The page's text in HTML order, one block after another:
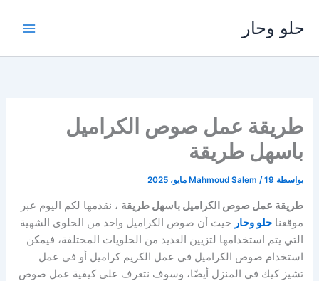
المحتوى
حلو وحار
طريقة عمل صوص الكراميل
باسهل طريقة
بواسطة Mahmoud Salem /19 مايو، 2025
طريقة عمل صوص الكراميل باسهل طريقة ، نقدمها لكم اليوم عبر
موقعناحلو وحار حيث أن صوص الكراميل واحد من الحلوى الشهية
التي يتم استخدامها لتزيين العديد من الحلويات المختلفة، فيمكن
استخدام صوص الكراميل في عمل الكريم كراميل أو في عمل
تشيز كيك في المنزل أيضًا، وسوف نتعرف على كيفية عمل صوص